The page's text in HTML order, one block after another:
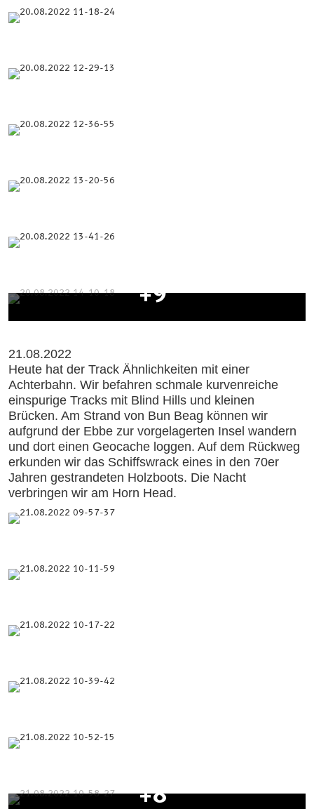
+9
21.08.2022
Heute hat der Track Ähnlichkeiten mit einer
Achterbahn. Wir befahren schmale kurvenreiche
einspurige Tracks mit Blind Hills und kleinen
Brücken. Am Strand von Bun Beag können wir
aufgrund der Ebbe zur vorgelagerten Insel wandern
und dort einen Geocache loggen. Auf dem Rückweg
erkunden wir das Schiffswrack eines in den 70er
Jahren gestrandeten Holzboots. Die Nacht
verbringen wir am Horn Head.
+8